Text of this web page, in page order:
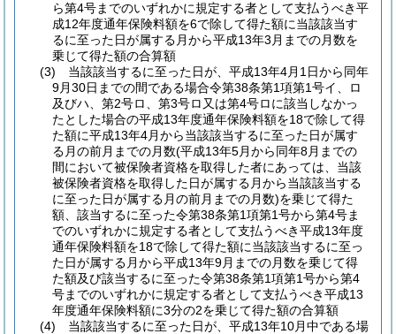
ら第4号までのいずれかに規定する者として支払うべき平
成12年度通年保険料額を6で除して得た額に当該該当す
るに至った日が属する月から平成13年3月までの月数を
乗じて得た額の合算額
(3)
当該該当するに至った日が、平成13年4月1日から同年
9月30日までの間である場合令第38条第1項第1号イ、ロ
及びハ、第2号ロ、第3号ロ又は第4号ロに該当しなかっ
たとした場合の平成13年度通年保険料額を18で除して得
た額に平成13年4月から当該該当するに至った日が属す
る月の前月までの月数(平成13年5月から同年8月までの
間において被保険者資格を取得した者にあっては、当該
被保険者資格を取得した日が属する月から当該該当する
に至った日が属する月の前月までの月数)を乗じて得た
額、該当するに至った令第38条第1項第1号から第4号ま
でのいずれかに規定する者として支払うべき平成13年度
通年保険料額を18で除して得た額に当該該当するに至っ
た日が属する月から平成13年9月までの月数を乗じて得
た額及び該当するに至った令第38条第1項第1号から第4
号までのいずれかに規定する者として支払うべき平成13
年度通年保険料額に3分の2を乗じて得た額の合算額
(4)
当該該当するに至った日が、平成13年10月中である場